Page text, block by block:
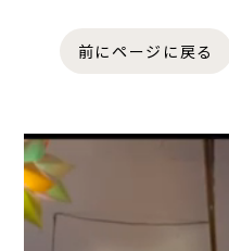
前にページに戻る